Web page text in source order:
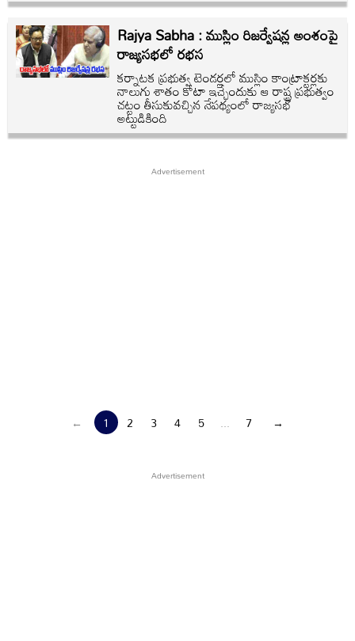
Rajya Sabha : ముస్లిం రిజర్వేషన్ల అంశంపై
రాజ్యసభలో రభస
కర్నాటక ప్రభుత్వ టెండ‌ర్లలో ముస్లిం కాంట్రాక్టర్లకు
నాలుగు శాతం కోటా ఇచ్చేందుకు ఆ రాష్ట్ర ప్రభుత్వం
చట్టం తీసుకువచ్చిన నేపథ్యంలో రాజ్యసభ
అట్టుడికింది
← 1 2 3 4 5 ... 7 →